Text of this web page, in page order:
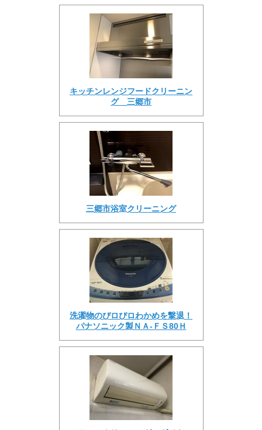
キッチンレンジフードクリーニン
グ 三郷市
三郷市浴室クリーニング
洗濯物のぴロぴロわかめを撃退！
パナソニック製ＮＡ-ＦＳ80Ｈ